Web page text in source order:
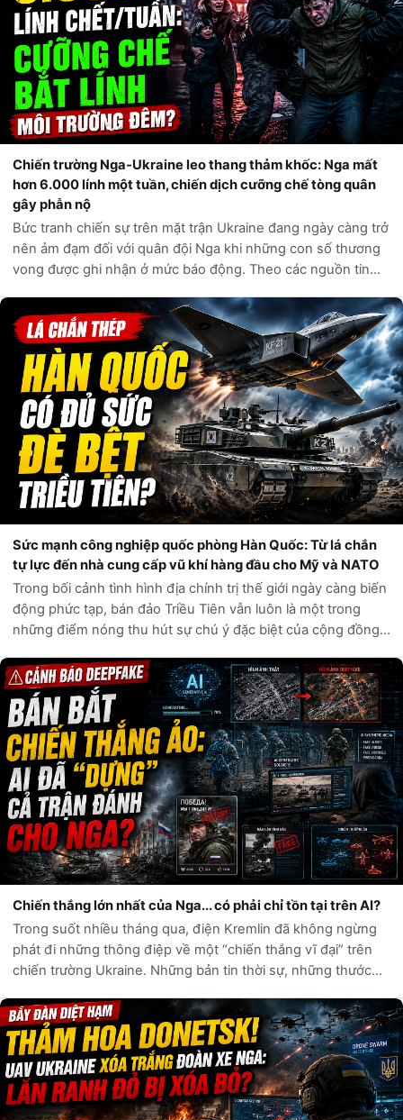
Chiến trường Nga-Ukraine leo thang thảm khốc: Nga mất
hơn 6.000 lính một tuần, chiến dịch cưỡng chế tòng quân
gây phẫn nộ
Bức tranh chiến sự trên mặt trận Ukraine đang ngày càng trở
nên ảm đạm đối với quân đội Nga khi những con số thương
vong được ghi nhận ở mức báo động. Theo các nguồn tin
vòng một tuần qua, q...
Sức mạnh công nghiệp quốc phòng Hàn Quốc: Từ lá chắn
tự lực đến nhà cung cấp vũ khí hàng đầu cho Mỹ và NATO
Trong bối cảnh tình hình địa chính trị thế giới ngày càng biến
động phức tạp, bán đảo Triều Tiên vẫn luôn là một trong
những điểm nóng thu hút sự chú ý đặc biệt của cộng đồng
các mối đe dọa t...
Chiến thắng lớn nhất của Nga... có phải chỉ tồn tại trên AI?
Trong suốt nhiều tháng qua, điện Kremlin đã không ngừng
phát đi những thông điệp về một “chiến thắng vĩ đại” trên
chiến trường Ukraine. Những bản tin thời sự, những thước
ngợi sức mạnh quân...